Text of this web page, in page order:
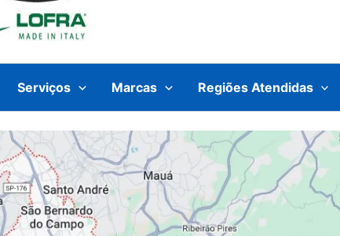
Serviços Marcas Regiões Atendidas